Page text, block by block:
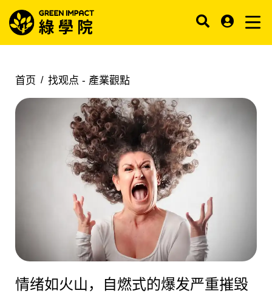
首页 找观点 - 產業觀點
情绪如火山，自燃式的爆发严重摧毁